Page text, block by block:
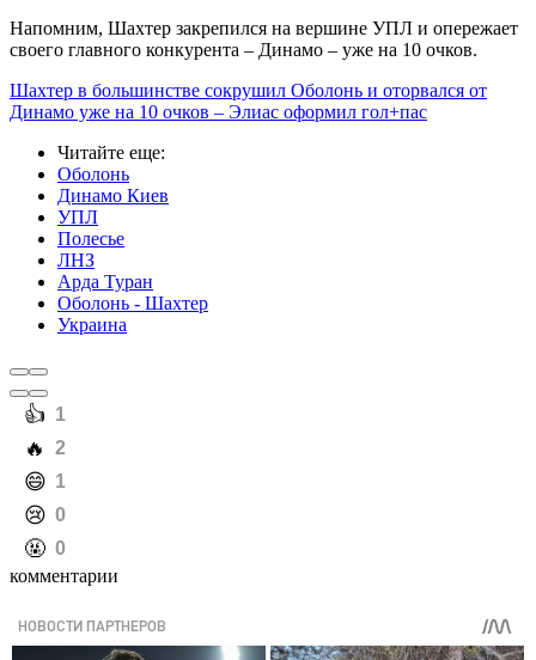
Напомним, Шахтер закрепился на вершине УПЛ и опережает
своего главного конкурента – Динамо – уже на 10 очков.
Шахтер в большинстве сокрушил Оболонь и оторвался от
Динамо уже на 10 очков – Элиас оформил гол+пас
Читайте еще:
Оболонь
Динамо Киев
УПЛ
Полесье
ЛНЗ
Арда Туран
Оболонь - Шахтер
Украина
️👍 1
️🔥 2
️😄 1
️😢 0
️🤬 0
комментарии